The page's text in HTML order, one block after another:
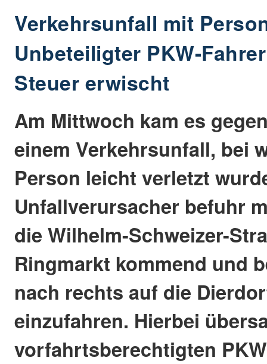
Verkehrsunfall mit
Unbeteiligter PKW-
Steuer erwischt
Am Mittwoch kam es
einem Verkehrsunfall, bei
Person leicht verletzt
Unfallverursacher befuhr
die Wilhelm-Schweizer-
Ringmarkt kommend und
nach rechts auf die
einzufahren. Hierbei
vorfahrtsberechtigten